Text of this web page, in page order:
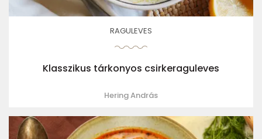
RAGULEVES
Klasszikus tárkonyos csirkeraguleves
Hering András